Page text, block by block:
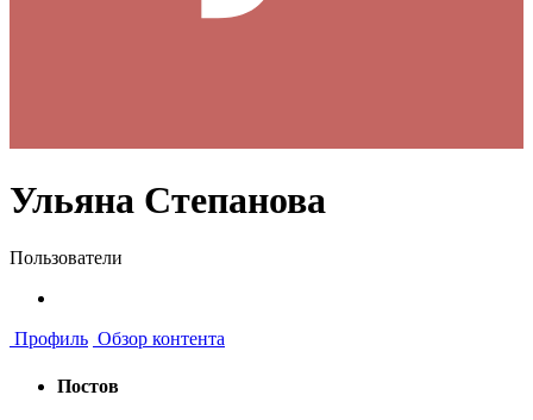
Ульяна Степанова
Пользователи
Профиль Обзор контента
Постов